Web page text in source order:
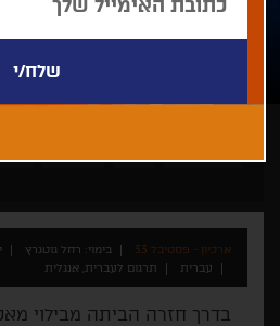
ארכיון - פסטיבל 33 בימוי: רחל גוטגרץ
עברית
תרגום לעברית, אנגלית
בדרך חזרה הביתה מבילוי